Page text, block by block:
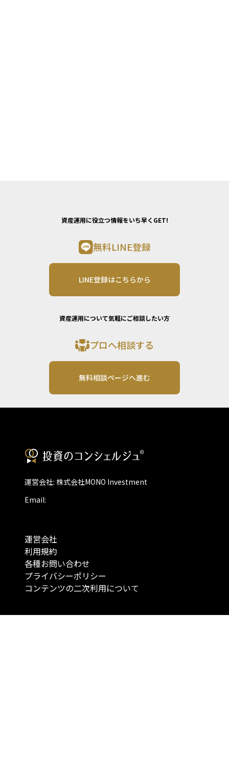
資産運用に役立つ情報をいち早くGET!
無料LINE登録
LINE登録はこちらから
資産運用について気軽にご相談したい方
プロへ相談する
無料相談ページへ進む
運営会社: 株式会社MONO Investment
Email:
運営会社
利用規約
各種お問い合わせ
プライバシーポリシー
コンテンツの二次利用について